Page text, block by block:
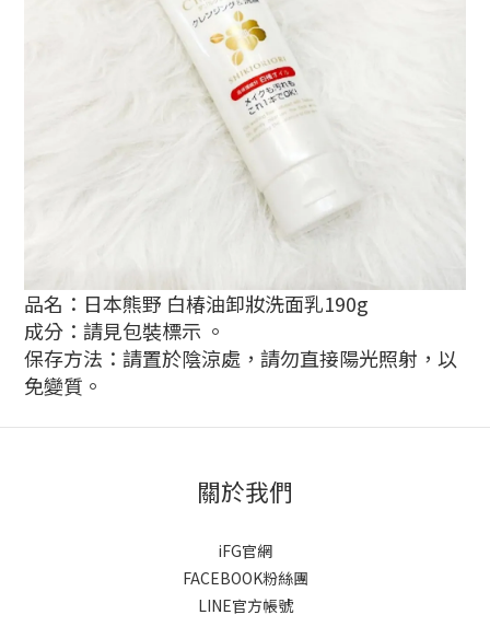
品名：日本熊野 白椿油卸妝洗面乳190g
成分：請見包裝標示 。
保存方法：請置於陰涼處，請勿直接陽光照射，以
免變質。
關於我們
iFG官網
FACEBOOK粉絲團
LINE官方帳號